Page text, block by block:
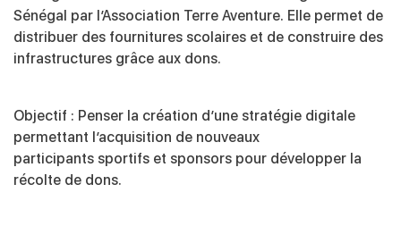
Sénégal par l’Association Terre Aventure. Elle permet de
distribuer des fournitures scolaires et de construire des
infrastructures grâce aux dons.
Objectif : Penser la création d’une stratégie digitale
permettant l’acquisition de nouveaux
participants sportifs et sponsors pour développer la
récolte de dons.